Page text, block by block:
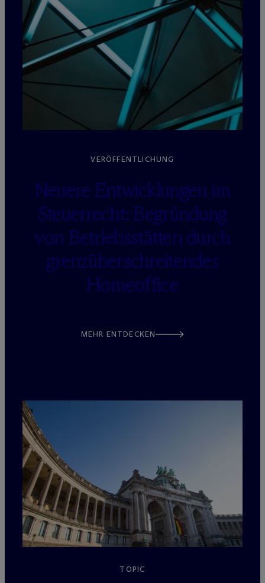
VERÖFFENTLICHUNG
Neuere Entwicklungen im
Steuerrecht: Begründung
von Betriebsstätten durch
grenzüberschreitendes
Homeoffice
MEHR ENTDECKEN
TOPIC